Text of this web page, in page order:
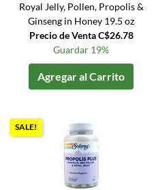
Royal Jelly, Pollen, Propolis &
Ginseng in Honey 19.5 oz
Precio de Venta C$26.78
Guardar 19%
Agregar al Carrito
SALE!